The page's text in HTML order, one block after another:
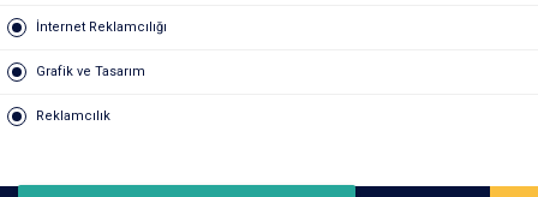
İnternet Reklamcılığı
Grafik ve Tasarım
Reklamcılık